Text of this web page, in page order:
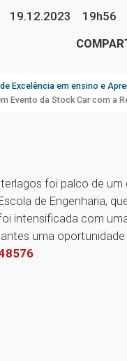
19.12.2023 19h56
Excelência em ensino e
Evento da Stock Car com a
foi palco de
de Engenharia,
intensificada com
uma